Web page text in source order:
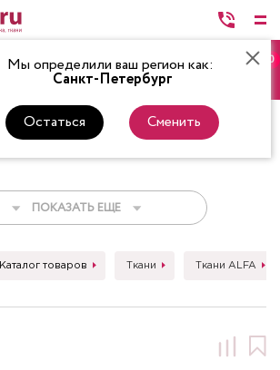
Мы определили ваш регион как:
Санкт-Петербург
Остаться Сменить
0
ТКАНИ НИТКИ
ПОКАЗАТЬ ЕЩЕ
Каталог товаров Ткани Ткани ALFA